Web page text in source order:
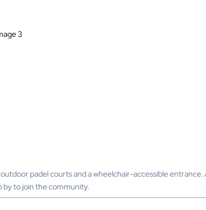
padel courts and a wheelchair-accessible
by to join the community.